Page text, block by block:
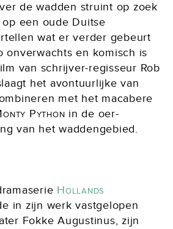
de wadden struint op zoek
een oude Duitse
wat er verder gebeurt
onverwachts en komisch is
van schrijver-regisseur Rob
het avontuurlijke van
met het macabere
Python in de oer-
van het waddengebied.
Hollands
in zijn werk vastgelopen
Fokke Augustinus, zijn